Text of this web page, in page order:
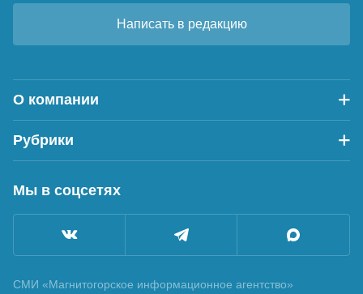
Написать в редакцию
О компании
Рубрики
Мы в соцсетях
СМИ «Магнитогорское информационное агентство»